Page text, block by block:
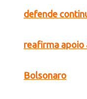
defende
reafirma apoio
Bolsonaro